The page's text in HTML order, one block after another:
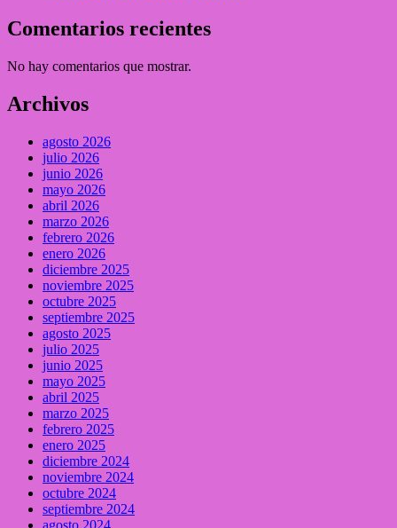
Comentarios recientes
No hay comentarios que mostrar.
Archivos
agosto 2026
julio 2026
junio 2026
mayo 2026
abril 2026
marzo 2026
febrero 2026
enero 2026
diciembre 2025
noviembre 2025
octubre 2025
septiembre 2025
agosto 2025
julio 2025
junio 2025
mayo 2025
abril 2025
marzo 2025
febrero 2025
enero 2025
diciembre 2024
noviembre 2024
octubre 2024
septiembre 2024
agosto 2024